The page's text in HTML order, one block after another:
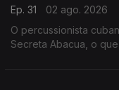
Ep. 31
02 ago. 2026
O percussionista
Secreta Abacua, o